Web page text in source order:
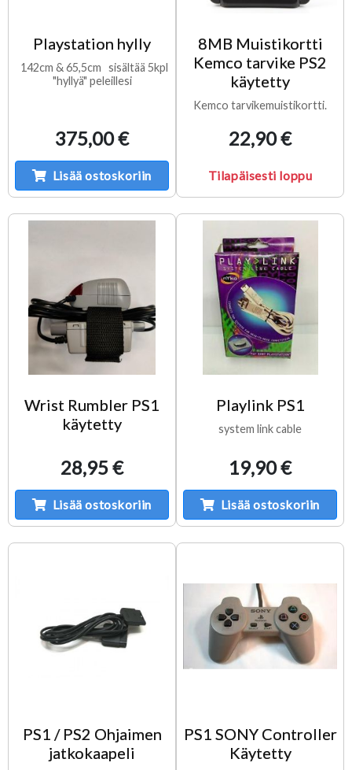
Playstation hylly
142cm & 65,5cm sisältää 5kpl
"hyllyä" peleillesi
375,00 €
Lisää ostoskoriin
8MB Muistikortti
Kemco tarvike PS2
käytetty
Kemco tarvikemuistikortti.
22,90 €
Tilapäisesti loppu
Wrist Rumbler PS1
käytetty
28,95 €
Lisää ostoskoriin
Playlink PS1
system link cable
19,90 €
Lisää ostoskoriin
PS1 / PS2 Ohjaimen
jatkokaapeli
PS1 SONY Controller
Käytetty